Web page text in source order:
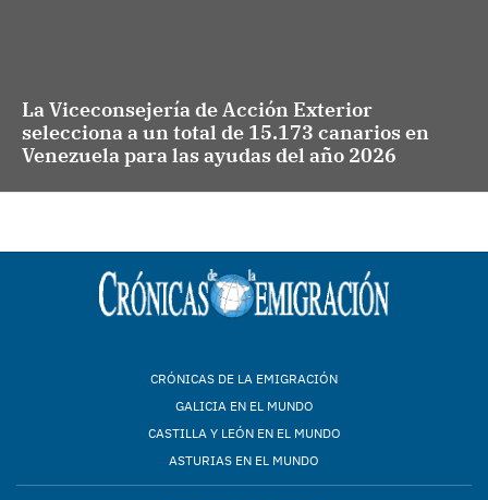
La Viceconsejería de Acción Exterior
selecciona a un total de 15.173 canarios en
Venezuela para las ayudas del año 2026
CRÓNICAS DE LA EMIGRACIÓN
GALICIA EN EL MUNDO
CASTILLA Y LEÓN EN EL MUNDO
ASTURIAS EN EL MUNDO